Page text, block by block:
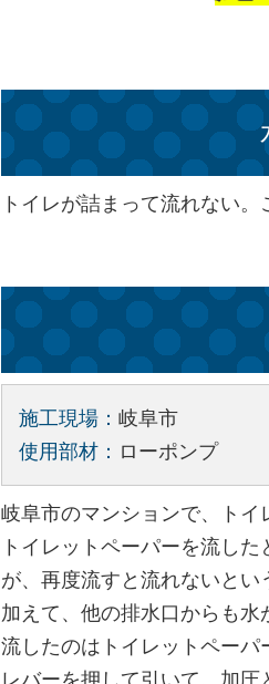
トイレが詰まって流れない。
施工現場： 岐阜市
使用部材： ローポンプ
岐阜市のマンションで、トイ
トイレットペーパーを流し
が、再度流すと流れないとい
加えて、他の排水口からも水
流したのはトイレットペーパ
レバーを押して引いて、加圧